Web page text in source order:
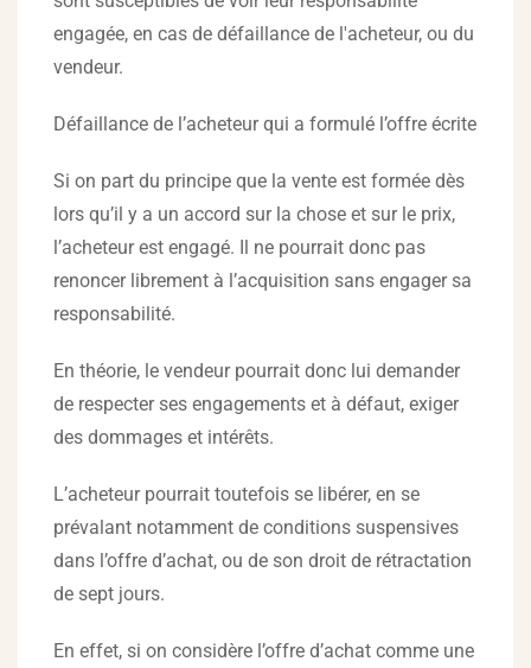
engagée, en cas de défaillance de l'acheteur, ou du
vendeur.
Défaillance de l’acheteur qui a formulé l’offre écrite
Si on part du principe que la vente est formée dès
lors qu’il y a un accord sur la chose et sur le prix,
l’acheteur est engagé. Il ne pourrait donc pas
renoncer librement à l’acquisition sans engager sa
responsabilité.
En théorie, le vendeur pourrait donc lui demander
de respecter ses engagements et à défaut, exiger
des dommages et intérêts.
L’acheteur pourrait toutefois se libérer, en se
prévalant notamment de conditions suspensives
dans l’offre d’achat, ou de son droit de rétractation
de sept jours.
En effet, si on considère l’offre d’achat comme une